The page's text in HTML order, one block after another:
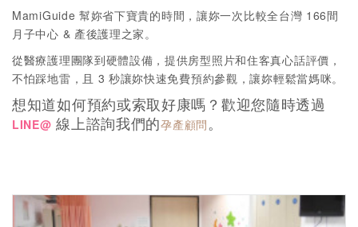
MamiGuide 幫妳省下寶貴的時間，讓妳一次比較全台灣 166間
月子中心 & 產後護理之家。
從醫療護理團隊到硬體設備，提供房型照片和住客真心話評價，
不怕踩地雷，且 3 秒讓妳快速免費預約參觀，讓妳輕鬆當媽咪。
想知道如何預約或索取好康嗎？歡迎您隨時透過
LINE@ 線上諮詢我們的孕產顧問 。